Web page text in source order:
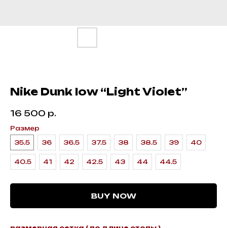
Nike Dunk low “Light Violet”
16 500 р.
Размер
35.5
36 36.5 37.5 38 38.5 39 40
40.5 41 42 42.5 43 44 44.5
BUY NOW